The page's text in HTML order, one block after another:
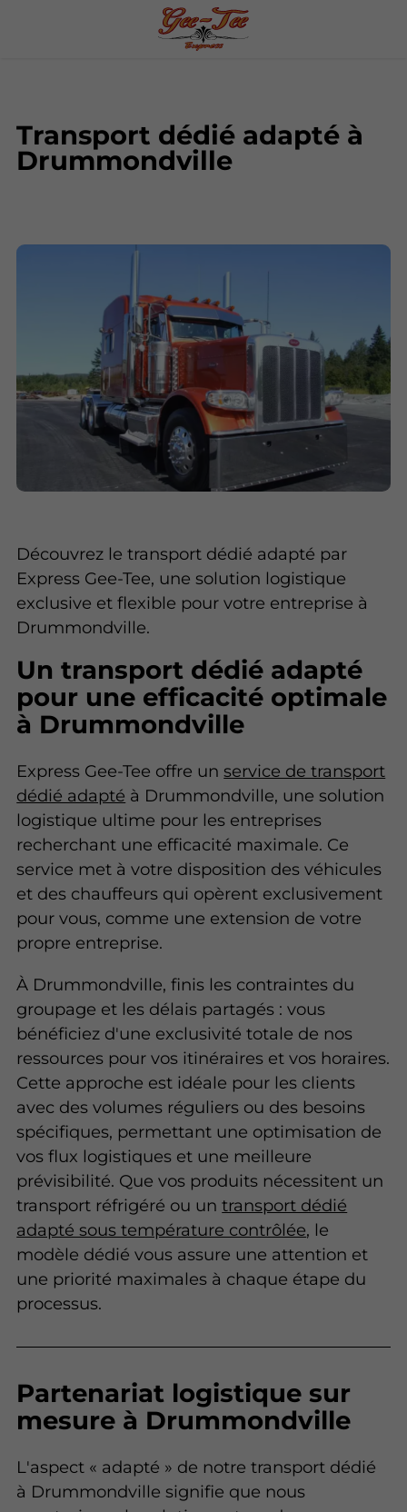
Transport dédié adapté à
Drummondville
Découvrez le transport dédié adapté par
Express Gee-Tee, une solution logistique
exclusive et flexible pour votre entreprise à
Drummondville.
Un transport dédié adapté
pour une efficacité optimale
à Drummondville
Express Gee-Tee offre unservice de transport
dédié adapté à Drummondville, une solution
logistique ultime pour les entreprises
recherchant une efficacité maximale. Ce
service met à votre disposition des véhicules
et des chauffeurs qui opèrent exclusivement
pour vous, comme une extension de votre
propre entreprise.
À Drummondville, finis les contraintes du
groupage et les délais partagés : vous
bénéficiez d'une exclusivité totale de nos
ressources pour vos itinéraires et vos horaires.
Cette approche est idéale pour les clients
avec des volumes réguliers ou des besoins
spécifiques, permettant une optimisation de
vos flux logistiques et une meilleure
prévisibilité. Que vos produits nécessitent un
transport réfrigéré ou untransport dédié
adapté sous température contrôlée, le
modèle dédié vous assure une attention et
une priorité maximales à chaque étape du
processus.
Partenariat logistique sur
mesure à Drummondville
L'aspect « adapté » de notre transport dédié
à Drummondville signifie que nous